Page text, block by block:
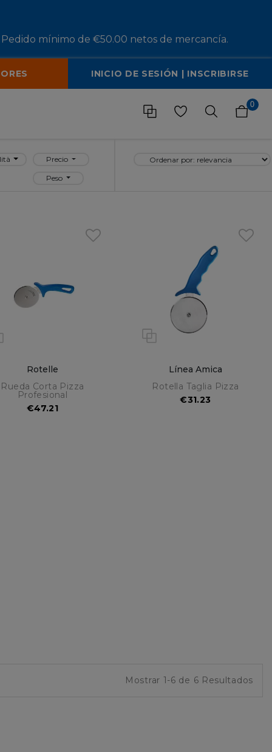
mínimo de €50.00 netos de mercancía.
INICIO DE SESIÓN | INSCRIBIRSE
0
Precio
Peso
Rotelle
Rueda Corta Pizza
Profesional
€47.21
Línea Amica
Rotella Taglia Pizza
€31.23
Mostrar 1-6 de 6 Resultados